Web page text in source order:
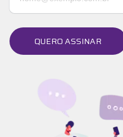
QUERO ASSINAR